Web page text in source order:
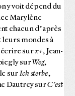
y voit dépend du
Marylène
chacun d’après
mondes à
surx+, Jean-
surWeg,
sur Ich sterbe,
Dautrey surC’est